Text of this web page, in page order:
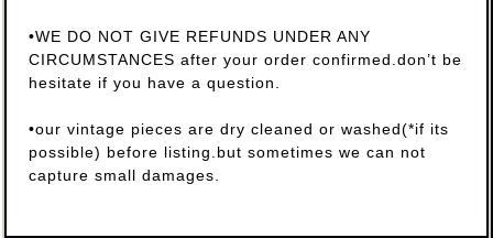
•WE DO NOT GIVE REFUNDS UNDER ANY
CIRCUMSTANCES after your order confirmed.don’t be
hesitate if you have a question.
•our vintage pieces are dry cleaned or washed(*if its
possible) before listing.but sometimes we can not
capture small damages.